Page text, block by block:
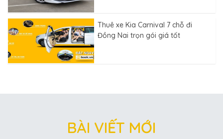
Thuê xe Kia Carnival 7 chỗ đi
Đồng Nai trọn gói giá tốt
BÀI VIẾT MỚI